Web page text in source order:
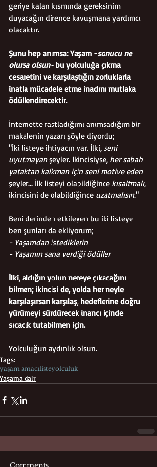
geriye kalan kısmında gereksinim
duyacağın dirence kavuşmana yardımcı
olacaktır.
Şunu hep anımsa: Yaşam -sonucu ne
olursa olsun- bu yolculuğa çıkma
cesaretini ve karşılaştığın zorluklarla
inatla mücadele etme inadını mutlaka
ödüllendirecektir.
İnternette rastladığımı anımsadığım bir
makalenin yazarı şöyle diyordu;
"İki listeye ihtiyacın var. İlki, seni
uyutmayan şeyler. İkincisiyse, her sabah
yataktan kalkman için seni motive eden
şeyler... İlk listeyi olabildiğince kısaltmalı,
ikincisini de olabildiğince uzatmalısın."
Beni derinden etkileyen bu iki listeye
ben şunları da ekliyorum;
- Yaşamdan istediklerin
- Yaşamın sana verdiği ödüller
İlki, aldığın yolun nereye çıkacağını
bilmen; ikincisi de, yolda her neyle
karşılaşırsan karşılaş, hedeflerine doğru
yürümeyi sürdürecek inancı içinde
sıcacık tutabilmen için.
Yolculuğun aydınlık olsun.
Tags:
yaşam amacılisteyolculuk
Yaşama dair
Comments